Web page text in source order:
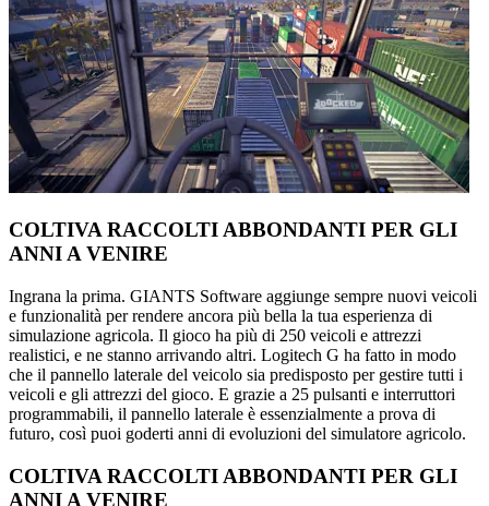
COLTIVA RACCOLTI ABBONDANTI PER GLI
ANNI A VENIRE
Ingrana la prima. GIANTS Software aggiunge sempre nuovi veicoli
e funzionalità per rendere ancora più bella la tua esperienza di
simulazione agricola. Il gioco ha più di 250 veicoli e attrezzi
realistici, e ne stanno arrivando altri. Logitech G ha fatto in modo
che il pannello laterale del veicolo sia predisposto per gestire tutti i
veicoli e gli attrezzi del gioco. E grazie a 25 pulsanti e interruttori
programmabili, il pannello laterale è essenzialmente a prova di
futuro, così puoi goderti anni di evoluzioni del simulatore agricolo.
COLTIVA RACCOLTI ABBONDANTI PER GLI
ANNI A VENIRE